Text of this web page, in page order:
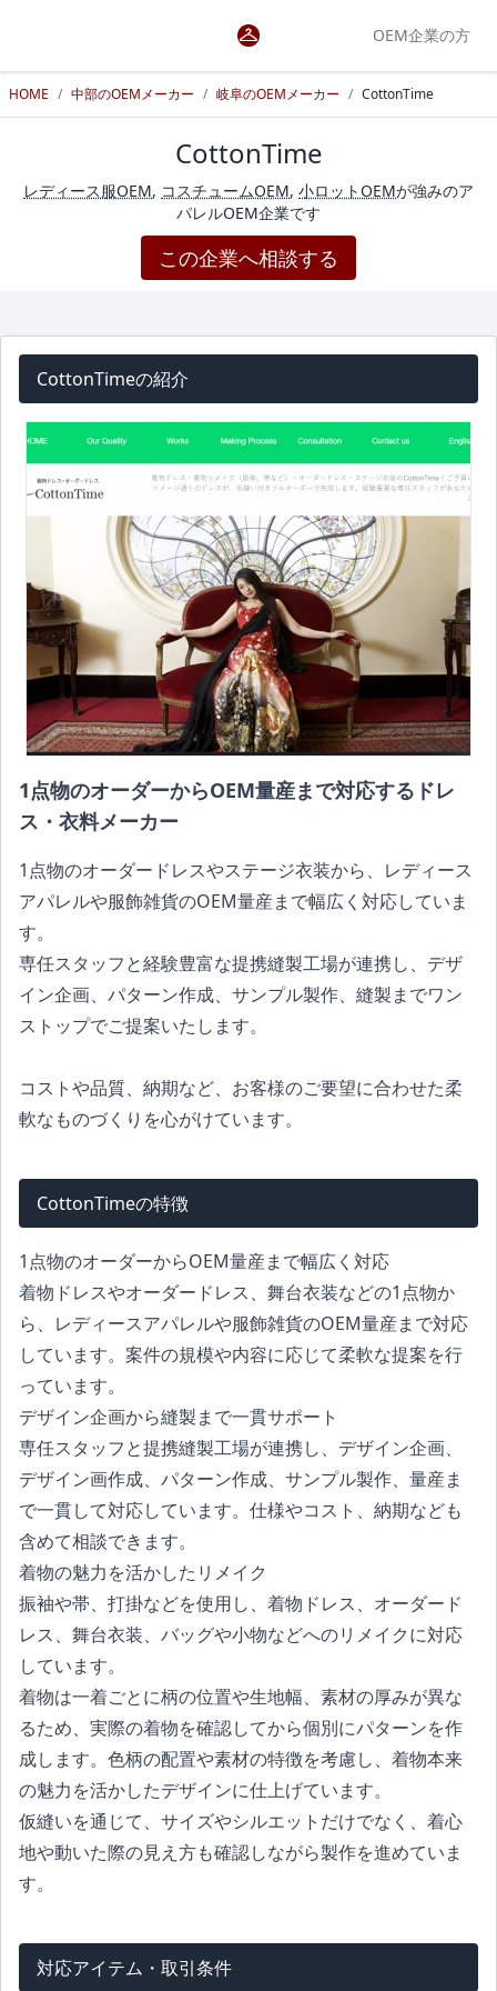
OEM企業の方
HOME / 中部のOEMメーカー / 岐阜のOEMメーカー / CottonTime
CottonTime
レディース服OEM, コスチュームOEM, 小ロットOEMが強みのア
パレルOEM企業です
この企業へ相談する
CottonTimeの紹介
1点物のオーダーからOEM量産まで対応するドレ
ス・衣料メーカー
1点物のオーダードレスやステージ衣装から、レディース
アパレルや服飾雑貨のOEM量産まで幅広く対応していま
す。
専任スタッフと経験豊富な提携縫製工場が連携し、デザ
イン企画、パターン作成、サンプル製作、縫製までワン
ストップでご提案いたします。
コストや品質、納期など、お客様のご要望に合わせた柔
軟なものづくりを心がけています。
CottonTimeの特徴
1点物のオーダーからOEM量産まで幅広く対応
着物ドレスやオーダードレス、舞台衣装などの1点物か
ら、レディースアパレルや服飾雑貨のOEM量産まで対応
しています。案件の規模や内容に応じて柔軟な提案を行
っています。
デザイン企画から縫製まで一貫サポート
専任スタッフと提携縫製工場が連携し、デザイン企画、
デザイン画作成、パターン作成、サンプル製作、量産ま
で一貫して対応しています。仕様やコスト、納期なども
含めて相談できます。
着物の魅力を活かしたリメイク
振袖や帯、打掛などを使用し、着物ドレス、オーダード
レス、舞台衣装、バッグや小物などへのリメイクに対応
しています。
着物は一着ごとに柄の位置や生地幅、素材の厚みが異な
るため、実際の着物を確認してから個別にパターンを作
成します。色柄の配置や素材の特徴を考慮し、着物本来
の魅力を活かしたデザインに仕上げています。
仮縫いを通じて、サイズやシルエットだけでなく、着心
地や動いた際の見え方も確認しながら製作を進めていま
す。
対応アイテム・取引条件